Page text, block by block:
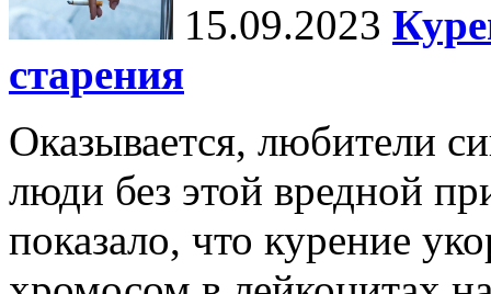
15.09.2023
старения
Оказывается, любители
люди без этой вредной
показало, что курение